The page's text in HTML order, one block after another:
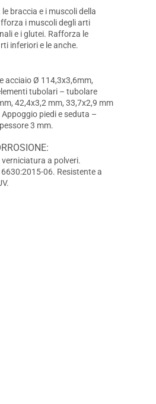
braccia e i muscoli della
i muscoli degli arti
e i glutei. Rafforza le
inferiori e le anche.
acciaio Ø 114,3x3,6mm,
tubolari – tubolare
42,4x3,2 mm, 33,7x2,9 mm
piedi e seduta –
3 mm.
a polveri.
06. Resistente a